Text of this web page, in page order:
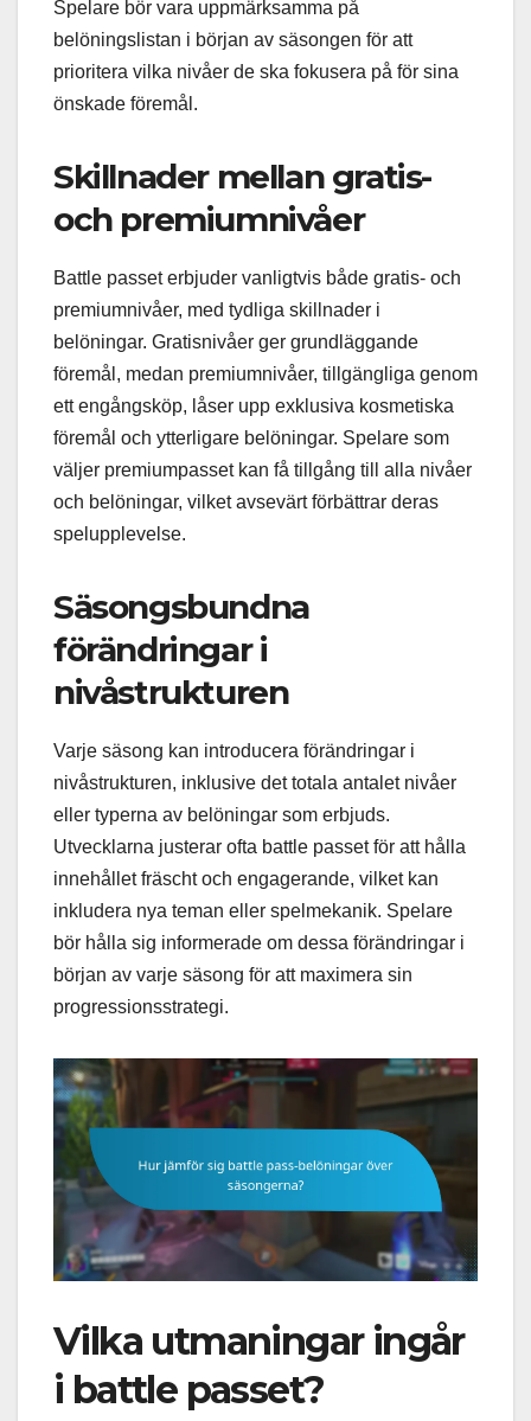
Spelare bör vara uppmärksamma på
belöningslistan i början av säsongen för att
prioritera vilka nivåer de ska fokusera på för sina
önskade föremål.
Skillnader mellan gratis-
och premiumnivåer
Battle passet erbjuder vanligtvis både gratis- och
premiumnivåer, med tydliga skillnader i
belöningar. Gratisnivåer ger grundläggande
föremål, medan premiumnivåer, tillgängliga genom
ett engångsköp, låser upp exklusiva kosmetiska
föremål och ytterligare belöningar. Spelare som
väljer premiumpasset kan få tillgång till alla nivåer
och belöningar, vilket avsevärt förbättrar deras
spelupplevelse.
Säsongsbundna
förändringar i
nivåstrukturen
Varje säsong kan introducera förändringar i
nivåstrukturen, inklusive det totala antalet nivåer
eller typerna av belöningar som erbjuds.
Utvecklarna justerar ofta battle passet för att hålla
innehållet fräscht och engagerande, vilket kan
inkludera nya teman eller spelmekanik. Spelare
bör hålla sig informerade om dessa förändringar i
början av varje säsong för att maximera sin
progressionsstrategi.
Vilka utmaningar ingår
i battle passet?